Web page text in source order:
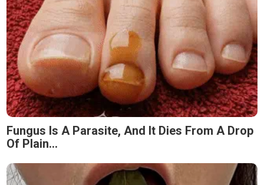
Fungus Is A Parasite, And It Dies From A Drop
Of Plain...